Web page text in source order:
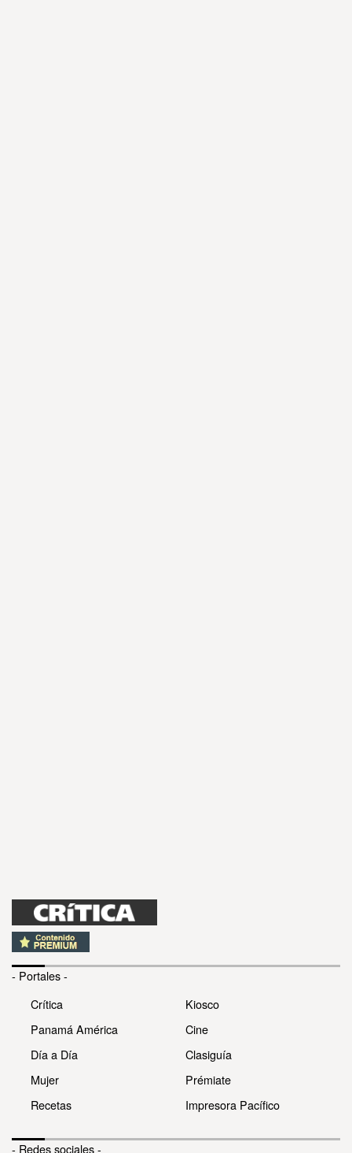
- Portales -
Crítica
Panamá América
Día a Día
Mujer
Recetas
Kiosco
Cine
Clasiguía
Prémiate
Impresora Pacífico
- Redes sociales -